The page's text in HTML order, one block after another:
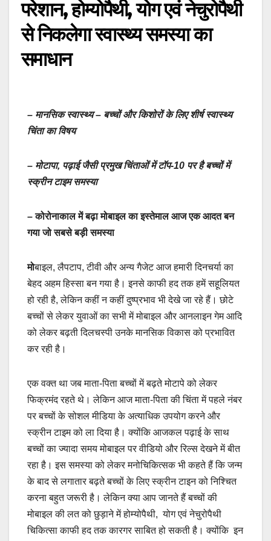
परेशान, होम्योपैथी, योग एवं नेचुरोपैथी
से निकलेगा स्वास्थ्य समस्या का
समाधान
– मानसिक स्वास्थ्य – बच्चों और किशोरों के लिए शीर्ष स्वास्थ्य
चिंता का विषय
– मोटापा, पढ़ाई जैसी प्रमुख चिंताओं में टॉप-10 पर है बच्चों में
स्क्रीन टाइम समस्या
– कोरोनाकाल में बढ़ा मोबाइल का इस्तेमाल आज एक आदत बन
गया जो सबसे बड़ी समस्या
मोबाइल, लैपटाप, टीवी और अन्य गैजेट आज हमारी दिनचर्या का
बेहद अहम हिस्सा बन गया है। इनसे काफी हद तक हमें सहूलियत
हो रही है, लेकिन कहीं न कहीं दुष्प्रभाव भी देखे जा रहे हैं। छोटे
बच्चों से लेकर युवाओं का सभी में मोबाइल और आनलाइन गेम आदि
को लेकर बढ़ती दिलचस्पी उनके मानसिक विकास को प्रभावित
कर रही है।
एक वक्त था जब माता-पिता बच्चों में बढ़ते मोटापे को लेकर
फिक्रमंद रहते थे। लेकिन आज माता-पिता की चिंता में पहले नंबर
पर बच्चों के सोशल मीडिया के अत्याधिक उपयोग करने और
स्क्रीन टाइम को ला दिया है। क्योंकि आजकल पढ़ाई के साथ
बच्चों का ज्यादा समय मोबाइल पर वीडियो और रिल्स देखने में बीत
रहा है। इस समस्या को लेकर मनोचिकित्सक भी कहते हैं कि जन्म
के बाद से लगातार बढ़ते बच्चों के लिए स्क्रीन टाइन को निश्चित
करना बहुत जरूरी है। लेकिन क्या आप जानते हैं बच्चों की
मोबाइल की लत को छुड़ाने में होम्योपैथी, योग एवं नेचुरोपैथी
चिकित्सा काफी हद तक कारगर साबित हो सकती है। क्योंकि इन